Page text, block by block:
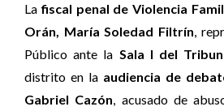
Lafiscal penal de Violencia
Orán, María Soledad Filtrín,
Público ante la Sala I del
distrito en la audiencia de
Gabriel Cazón, acusado de